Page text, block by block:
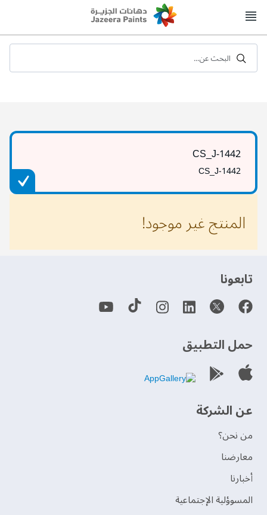
to
البحث عن...
CS_J-1442
CS_J-1442
المنتج غير موجود!
‫تابعونا‬
حمل التطبيق
عن الشركة
من نحن؟
‫معارضنا‬
‫أخبارنا‬
المسوؤلية الإجتماعية